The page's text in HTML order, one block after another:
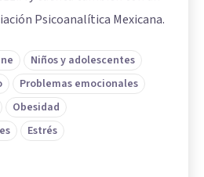
Psicoanalítica Mexicana.
Niños y adolescentes
Problemas emocionales
Obesidad
Estrés